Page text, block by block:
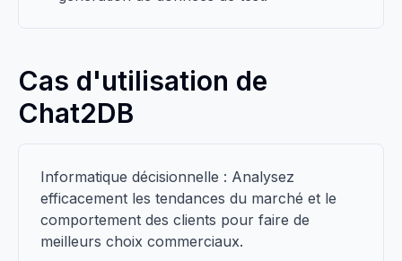
Cas d'utilisation de
Chat2DB
Informatique décisionnelle : Analysez
efficacement les tendances du marché et le
comportement des clients pour faire de
meilleurs choix commerciaux.